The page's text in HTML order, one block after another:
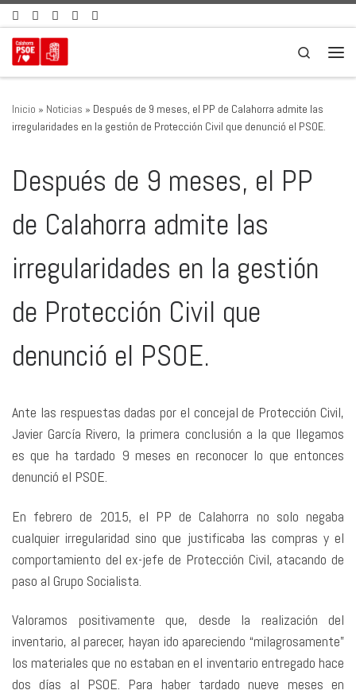
Saltar al contenido
Search
Inicio » Noticias » Después de 9 meses, el PP de Calahorra admite las
irregularidades en la gestión de Protección Civil que denunció el PSOE.
Después de 9 meses, el PP
de Calahorra admite las
irregularidades en la gestión
de Protección Civil que
denunció el PSOE.
Ante las respuestas dadas por el concejal de Protección Civil,
Javier García Rivero, la primera conclusión a la que llegamos
es que ha tardado 9 meses en reconocer lo que entonces
denunció el PSOE.
En febrero de 2015, el PP de Calahorra no solo negaba
cualquier irregularidad sino que justificaba las compras y el
comportamiento del ex-jefe de Protección Civil, atacando de
paso al Grupo Socialista.
Valoramos positivamente que, desde la realización del
inventario, al parecer, hayan ido apareciendo “milagrosamente”
los materiales que no estaban en el inventario entregado hace
dos días al PSOE. Para haber tardado nueve meses en